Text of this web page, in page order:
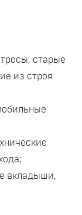
старые
из строя
вкладыши,